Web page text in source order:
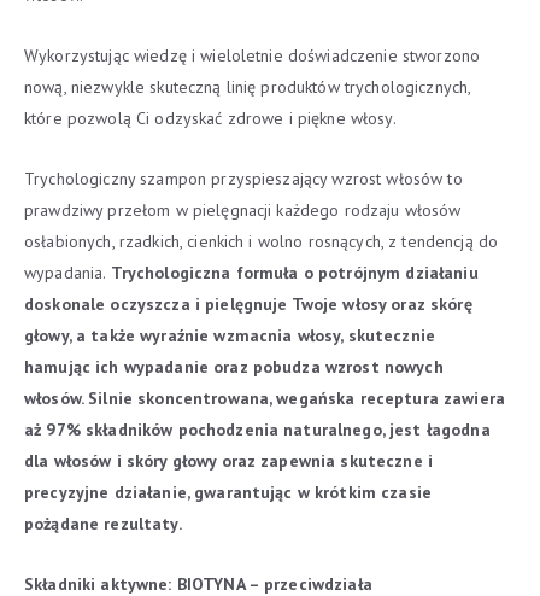
Wykorzystując wiedzę i wieloletnie doświadczenie stworzono
nową, niezwykle skuteczną linię produktów trychologicznych,
które pozwolą Ci odzyskać zdrowe i piękne włosy.
Trychologiczny szampon przyspieszający wzrost włosów to
prawdziwy przełom w pielęgnacji każdego rodzaju włosów
osłabionych, rzadkich, cienkich i wolno rosnących, z tendencją do
wypadania. Trychologiczna formuła o potrójnym działaniu
doskonale oczyszcza i pielęgnuje Twoje włosy oraz skórę
głowy, a także wyraźnie wzmacnia włosy, skutecznie
hamując ich wypadanie oraz pobudza wzrost nowych
włosów.Silnie skoncentrowana, wegańska receptura zawiera
aż 97% składników pochodzenia naturalnego, jest łagodna
dla włosów i skóry głowy oraz zapewnia skuteczne i
precyzyjne działanie, gwarantując w krótkim czasie
pożądane rezultaty.
Składniki aktywne: BIOTYNA – przeciwdziała